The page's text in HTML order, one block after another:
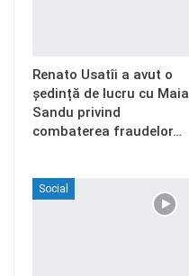
Renato Usatîi a avut o
ședință de lucru cu Maia
Sandu privind
combaterea fraudelor…
Social